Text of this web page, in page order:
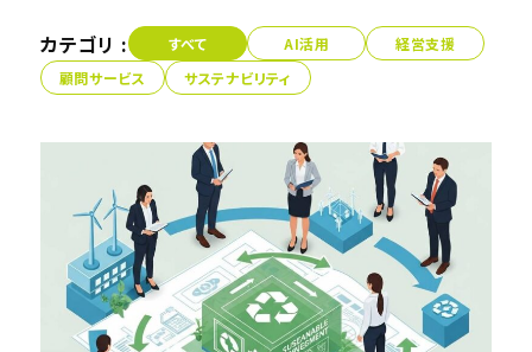
カテゴリ : すべて AI活用
経営支援
顧問サービス
サステナビリティ